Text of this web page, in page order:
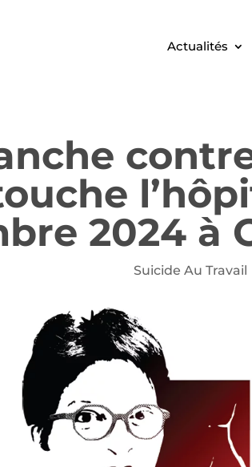
Actualités
2024 à
Suicide Au Travail